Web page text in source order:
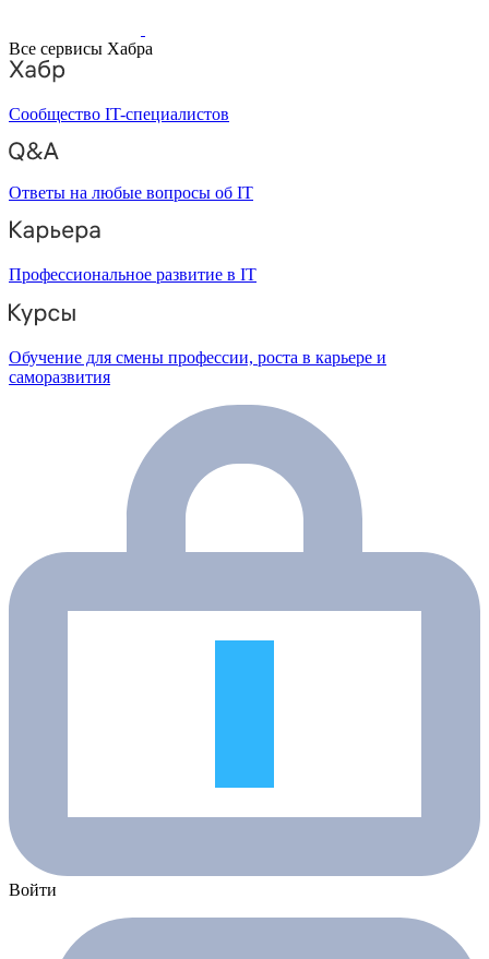
Все сервисы Хабра
Сообщество IT-специалистов
Ответы на любые вопросы об IT
Профессиональное развитие в IT
Обучение для смены профессии, роста в карьере и
саморазвития
Войти